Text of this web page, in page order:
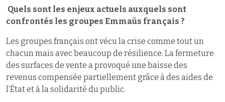
Quels sont les enjeux actuels auxquels sont
confrontés les groupes Emmaüs français ?
Les groupes français ont vécu la crise comme tout un
chacun mais avec beaucoup de résilience. La fermeture
des surfaces de vente a provoqué une baisse des
revenus compensée partiellement grâce à des aides de
l’État et à la solidarité du public.